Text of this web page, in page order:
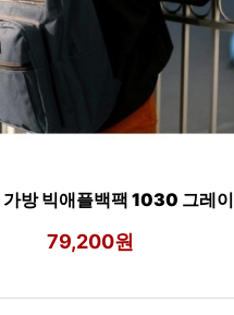
가방 빅애플백팩 1030 그레이
79,200원